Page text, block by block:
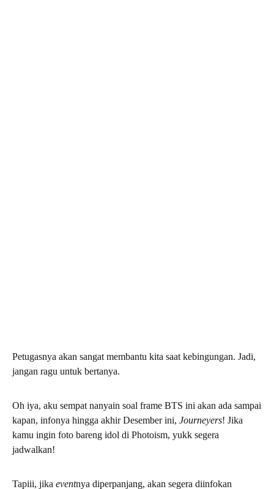
Petugasnya akan sangat membantu kita saat kebingungan. Jadi,
jangan ragu untuk bertanya.
Oh iya, aku sempat nanyain soal frame BTS ini akan ada sampai
kapan, infonya hingga akhir Desember ini, Journeyers! Jika
kamu ingin foto bareng idol di Photoism, yukk segera
jadwalkan!
Tapiii, jika eventnya diperpanjang, akan segera diinfokan